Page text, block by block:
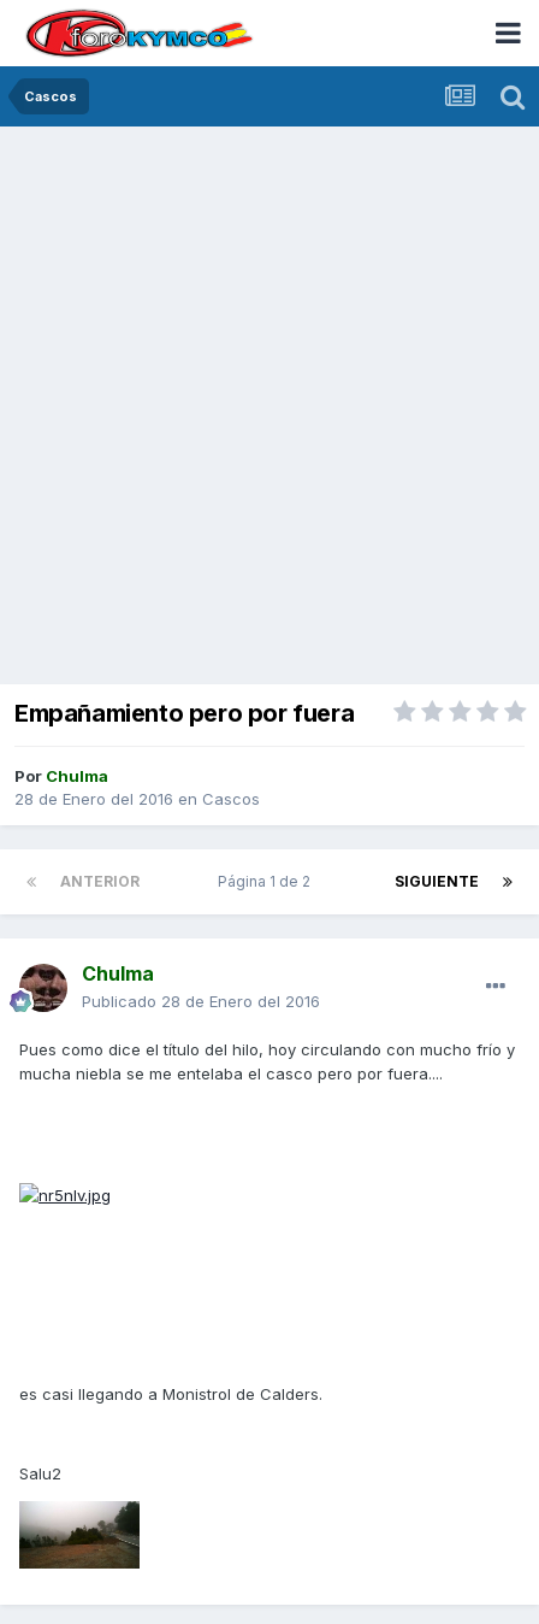
Cascos
Empañamiento pero por fuera
Por Chulma
28 de Enero del 2016 en Cascos
ANTERIOR SIGUIENTE
Página 1 de 2
Chulma
Publicado 28 de Enero del 2016
Pues como dice el título del hilo, hoy circulando con mucho frío y
mucha niebla se me entelaba el casco pero por fuera....
es casi llegando a Monistrol de Calders.
Salu2